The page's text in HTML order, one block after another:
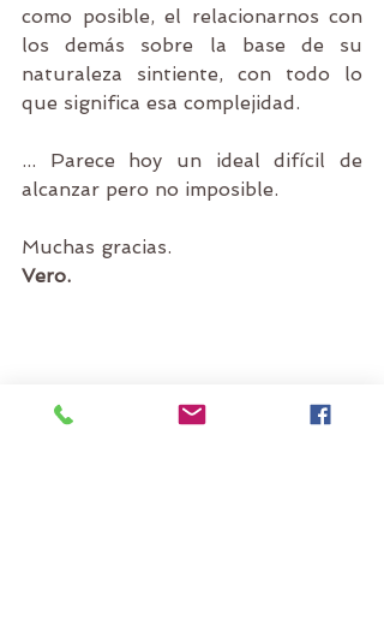
como posible, el relacionarnos con
los demás sobre la base de su
naturaleza sintiente, con todo lo
que significa esa complejidad.
... Parece hoy un ideal difícil de
alcanzar pero no imposible.
Muchas gracias.
Vero.